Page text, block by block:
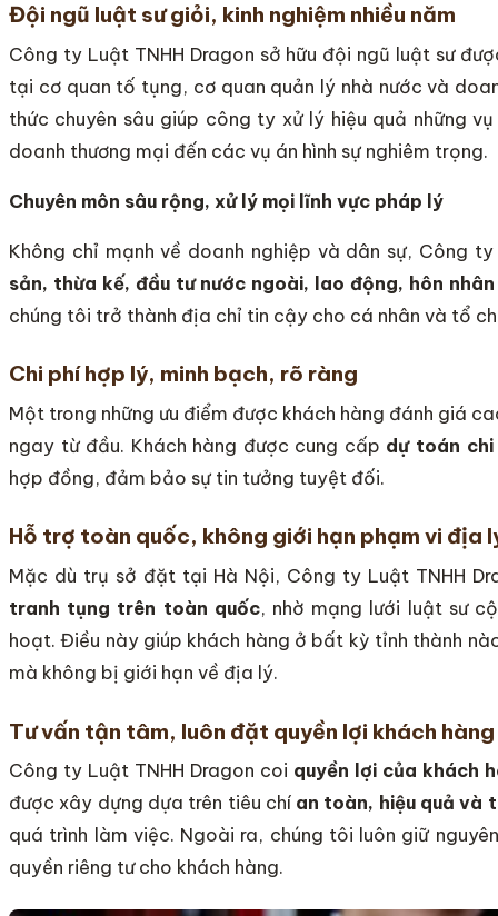
Đội ngũ luật sư giỏi, kinh nghiệm nhiều năm
Công ty Luật TNHH Dragon sở hữu đội ngũ luật sư
tại cơ quan tố tụng, cơ quan quản lý nhà nước và
thức chuyên sâu giúp công ty xử lý hiệu quả những
doanh thương mại đến các vụ án hình sự nghiêm trọng.
Chuyên môn sâu rộng, xử lý mọi lĩnh vực pháp lý
Không chỉ mạnh về doanh nghiệp và dân sự, Công
sản, thừa kế, đầu tư nước ngoài, lao động, hôn
chúng tôi trở thành địa chỉ tin cậy cho cá nhân và tổ
Chi phí hợp lý, minh bạch, rõ ràng
Một trong những ưu điểm được khách hàng đánh giá
ngay từ đầu. Khách hàng được cung cấp dự toán
hợp đồng, đảm bảo sự tin tưởng tuyệt đối.
Hỗ trợ toàn quốc, không giới hạn phạm vi địa
Mặc dù trụ sở đặt tại Hà Nội, Công ty Luật TNHH
tranh tụng trên toàn quốc, nhờ mạng lưới luật sư
hoạt. Điều này giúp khách hàng ở bất kỳ tỉnh thành
mà không bị giới hạn về địa lý.
Tư vấn tận tâm, luôn đặt quyền lợi khách
Công ty Luật TNHH Dragon coi quyền lợi của khách
được xây dựng dựa trên tiêu chí an toàn, hiệu quả và
quá trình làm việc. Ngoài ra, chúng tôi luôn giữ
quyền riêng tư cho khách hàng.